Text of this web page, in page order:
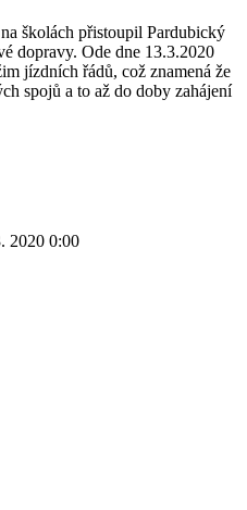
školách přistoupil Pardubický
dopravy. Ode dne 13.3.2020
jízdních řádů, což znamená že
spojů a to až do doby zahájení
2020 0:00